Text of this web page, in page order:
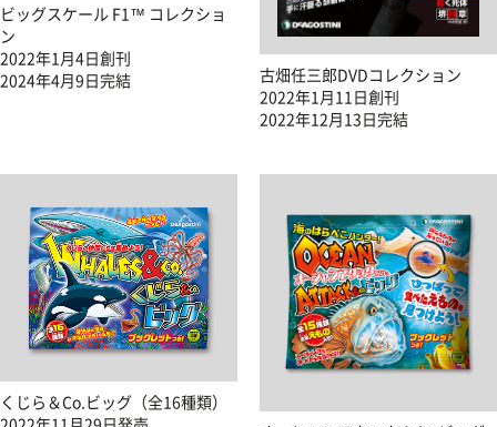
ビッグスケール F1™ コレクショ
ン
2022年1月4日創刊
2024年4月9日完結
古畑任三郎DVDコレクション
2022年1月11日創刊
2022年12月13日完結
くじら＆Co.ビッグ（全16種類）